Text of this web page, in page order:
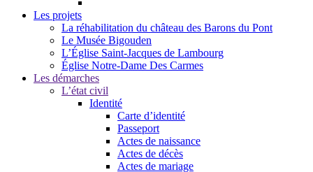
Les projets
La réhabilitation du château des Barons du Pont
Le Musée Bigouden
L’Église Saint-Jacques de Lambourg
Église Notre-Dame Des Carmes
Les démarches
L’état civil
Identité
Carte d’identité
Passeport
Actes de naissance
Actes de décès
Actes de mariage